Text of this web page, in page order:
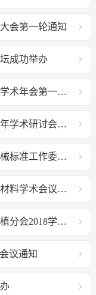
会第一轮通知
成功举办
2018年中国生物医学工程联合学术年会第一轮通知
中国首例体外循环心脏手术周年学术研讨会圆满落幕
中国生物医学工程学会医疗器械标准工作委员会第五次委员会议会议简讯
2018首届生物磁学与磁性纳米材料学术会议通知
中国生物医学工程学会透析移植分会2018学术会议程暨第二届公济透析移植论会议通知
议通知